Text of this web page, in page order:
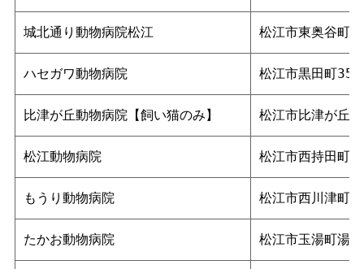
城北通り動物病院松江 松江市東奥谷町
ハセガワ動物病院 松江市黒田町
比津が丘動物病院【飼い猫のみ】 松江市比津が丘
松江動物病院 松江市西持田町
もうり動物病院 松江市西川津町
たかお動物病院 松江市玉湯町湯